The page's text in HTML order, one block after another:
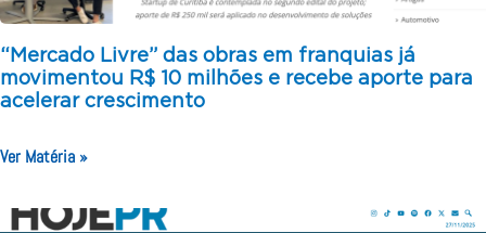
“Mercado Livre” das obras em franquias já
movimentou R$ 10 milhões e recebe aporte para
acelerar crescimento
Ver Matéria »